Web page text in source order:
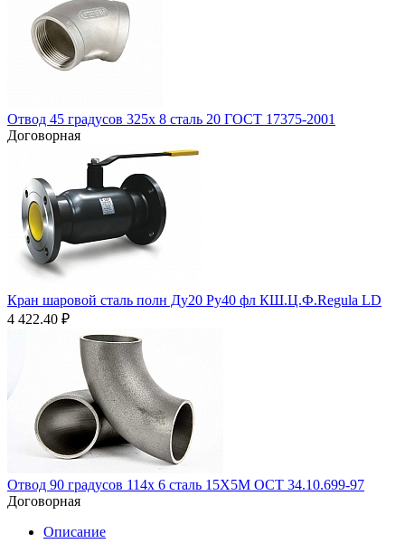
Отвод 45 градусов 325х 8 сталь 20 ГОСТ 17375-2001
Договорная
Кран шаровой сталь полн Ду20 Ру40 фл КШ.Ц.Ф.Regula LD
4 422.40 ₽
Отвод 90 градусов 114х 6 сталь 15Х5М ОСТ 34.10.699-97
Договорная
Описание